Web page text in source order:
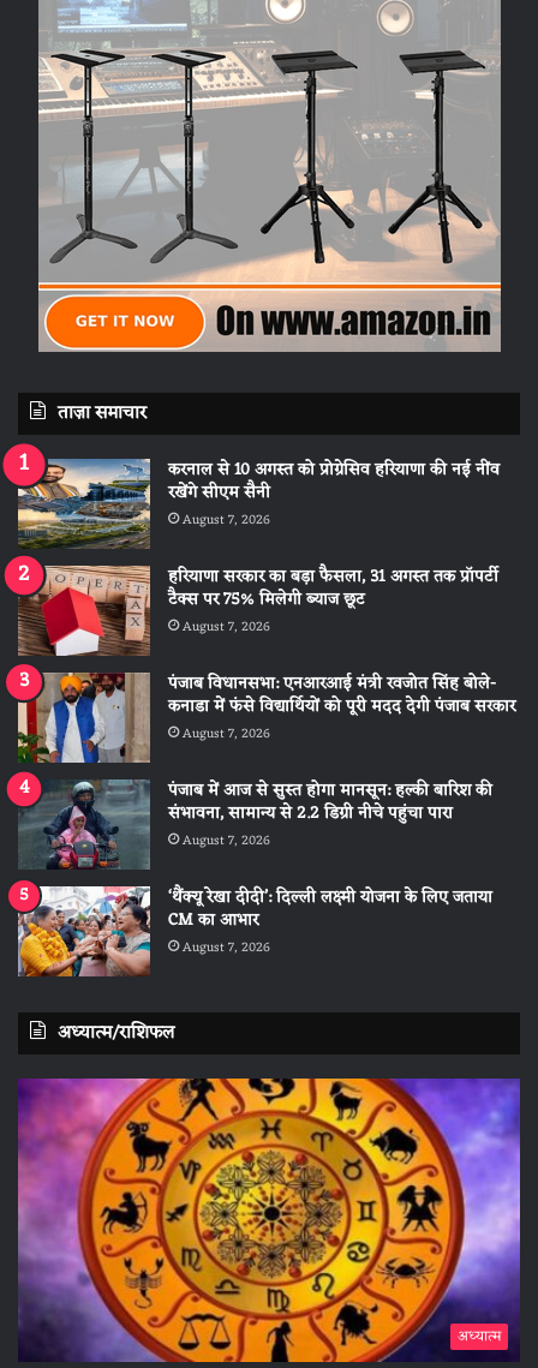
ताज़ा समाचार
करनाल से 10 अगस्त को प्रोग्रेसिव हरियाणा की नई नींव
रखेंगे सीएम सैनी
August 7, 2026
हरियाणा सरकार का बड़ा फैसला, 31 अगस्त तक प्रॉपर्टी
टैक्स पर 75% मिलेगी ब्याज छूट
August 7, 2026
पंजाब विधानसभा: एनआरआई मंत्री रवजोत सिंह बोले-
कनाडा में फंसे विद्यार्थियों को पूरी मदद देगी पंजाब सरकार
August 7, 2026
पंजाब में आज से सुस्त होगा मानसून: हल्की बारिश की
संभावना, सामान्य से 2.2 डिग्री नीचे पहुंचा पारा
August 7, 2026
‘थैंक्यू रेखा दीदी’: दिल्ली लक्ष्मी योजना के लिए जताया
CM का आभार
August 7, 2026
अध्यात्म/राशिफल
अध्यात्म